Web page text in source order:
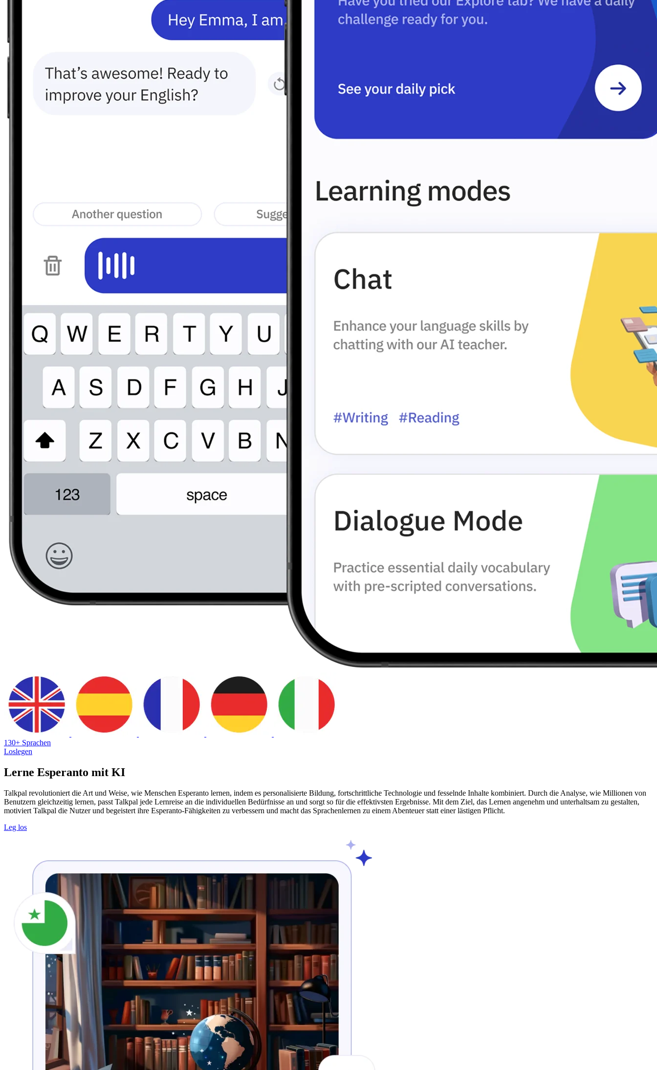
130+ Sprachen
Loslegen
Lerne Esperanto mit KI
Talkpal revolutioniert die Art und Weise, wie Menschen Esperanto lernen, indem es personalisierte Bildung, fortschrittliche Technologie und fesselnde Inhalte kombiniert. Durch die Analyse, wie Millionen von
Benutzern gleichzeitig lernen, passt Talkpal jede Lernreise an die individuellen Bedürfnisse an und sorgt so für die effektivsten Ergebnisse. Mit dem Ziel, das Lernen angenehm und unterhaltsam zu gestalten,
motiviert Talkpal die Nutzer und begeistert ihre Esperanto-Fähigkeiten zu verbessern und macht das Sprachenlernen zu einem Abenteuer statt einer lästigen Pflicht.
Leg los